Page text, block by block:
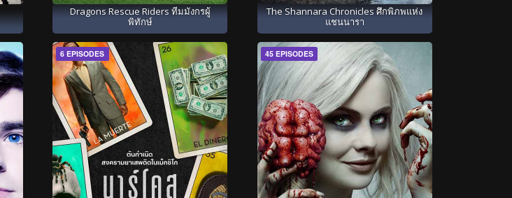
Dragons Rescue Riders ทีมมังกรผู้
พิทักษ์
The Shannara Chronicles ศึกพิภพแห่ง
แชนนารา
6 EPISODES 45 EPISODES